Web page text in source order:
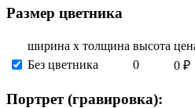
Размер цветника
ширина х толщина высота
Без цветника
0 0 ₽
Портрет (гравировка):